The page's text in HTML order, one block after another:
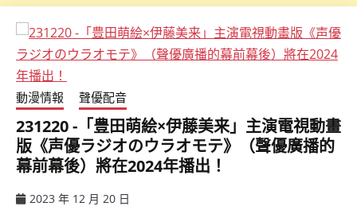
動漫情報 聲優配音
231220 -「豊田萌絵×伊藤美来」主演電視動畫
版《声優ラジオのウラオモテ》（聲優廣播的
幕前幕後）將在2024年播出！
2023 年 12 月 20 日